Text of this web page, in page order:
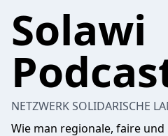
Solawi
NETZWERK SOLIDARISCHE
Wie man regionale, faire